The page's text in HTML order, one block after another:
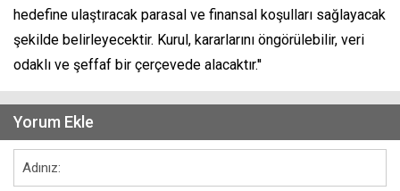
hedefine ulaştıracak parasal ve finansal koşulları sağlayacak
şekilde belirleyecektir. Kurul, kararlarını öngörülebilir, veri
odaklı ve şeffaf bir çerçevede alacaktır.''
Yorum Ekle